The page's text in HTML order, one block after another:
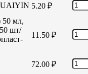
5.20 ₽
50 мл,
шт/
11.50 ₽
72.00 ₽